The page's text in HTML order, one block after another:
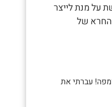
על מנת לייצר
החרא של
עברתי את